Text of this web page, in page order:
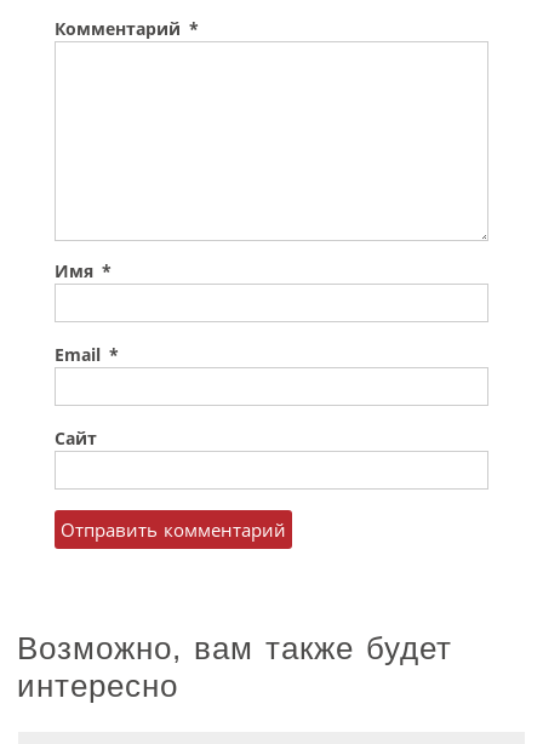
Комментарий *
Имя *
Email *
Сайт
Возможно, вам также будет
интересно